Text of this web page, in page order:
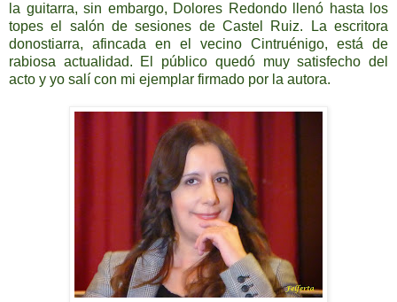
la guitarra, sin embargo, Dolores Redondo llenó hasta los
topes el salón de sesiones de Castel Ruiz. La escritora
donostiarra, afincada en el vecino Cintruénigo, está de
rabiosa actualidad. El público quedó muy satisfecho del
acto y yo salí con mi ejemplar firmado por la autora.